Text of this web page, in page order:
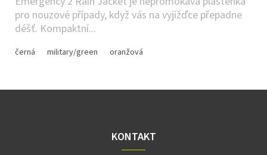
pro nouzové případy, když vás na vyjížďce přepadne
déšť. Kompaktní...
černá military/green oranžová
KONTAKT